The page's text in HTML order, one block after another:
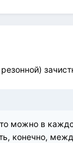
можно в
конечно,